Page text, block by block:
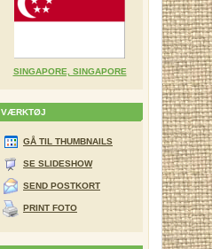
SINGAPORE, SINGAPORE
VÆRKTØJ
GÅ TIL THUMBNAILS
SE SLIDESHOW
SEND POSTKORT
PRINT FOTO